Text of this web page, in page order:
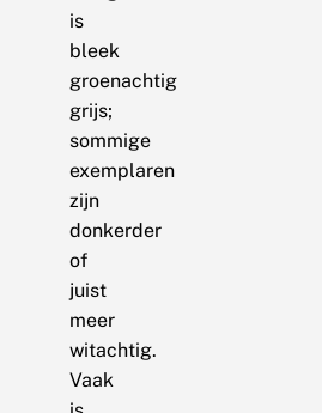
is
bleek
groenachtig
grijs;
sommige
exemplaren
zijn
donkerder
of
juist
meer
witachtig.
Vaak